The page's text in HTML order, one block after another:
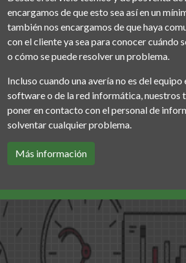
encargamos de que esto sea así en un
también nos encargamos de que haya
con el cliente ya sea para conocer cuándo
o cómo se puede resolver un problema.
Incluso cuando una avería no es del equipo
software o de la red informática, nuestros
poner en contacto con el personal de
solventar cualquier problema.
Más información